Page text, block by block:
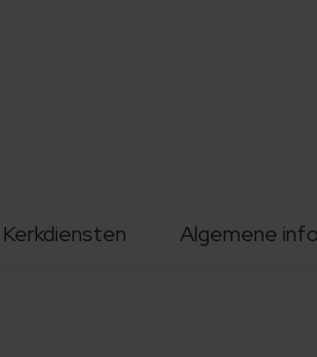
Kerkdiensten Algemene